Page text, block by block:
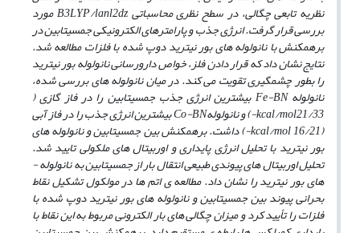
نظریه تابعی چگالی، در سطح نظری محاسباتی B3LYP/lanl2dz مورد
بررسی قرار گرفت. انرژی جذب و پارامترهای الکترونیکی جمسیتابین در
برهمکنش با نانولوله­ های بور نیترید دوپ شده با فلزات مطالعه شد.
نتایج نشان داد که قرار دادن فلز، خواص دارورسانی نانولوله بور نیترید
را بطور چشمگیری تقویت می ­کند. در میان نانولوله ­های بررسی شده،
نانولوله Fe-BN بیشترین انرژی جذب جمسیتابین را در فاز گازی (
kcal/mol21/33-) و نانولولهCo-BN بیشترین انرژی جذب را در فاز آبی
(kcal/mol 16/21-) داشت. برهمکنش بین جمسیتابین و نانولوله­ های
بور نیترید با تحلیل انرژی پایداری و اوربیتال ­های ملکولی تایید شد.
تحلیل اوربیتال­ های پیوندی طبیعی انتقال بار از جمسیتابین به نانولوله ­
های بور نیترید را نشان داد. مطالعه­ ی اتم­ ها در مولکول­ تشکیل نقاط
بحرانی پیوند بین جمسیتابین و نانولوله ­های بور نیترید دوپ­ شده با
فلزات را تأیید کرد و میزان چگالی­ های بار الکترونی مربوط به این نقاط با